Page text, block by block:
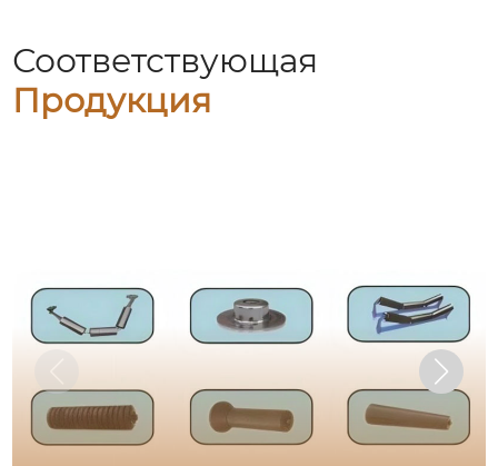
Соответствующая
Продукция